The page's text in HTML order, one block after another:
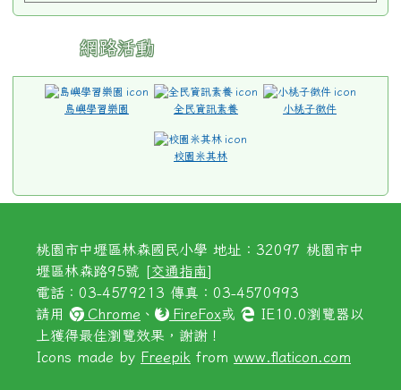
網路活動
島嶼學習樂園 全民資訊素養 小桃子徵件
校園米其林
桃園市中壢區林森國民小學 地址：32097 桃園市中
壢區林森路95號 [交通指南]
電話：03-4579213 傳真：03-4570993
請用
Chrome 、 FireFox或
IE10.0瀏覽器以
上獲得最佳瀏覽效果，謝謝！
Icons made by Freepik from www.flaticon.com